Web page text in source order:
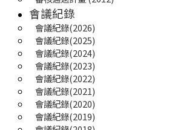
會議紀錄
會議紀錄(2026)
會議紀錄(2025)
會議紀錄(2024)
會議紀錄(2023)
會議紀錄(2022)
會議紀錄(2021)
會議紀錄(2020)
會議紀錄(2019)